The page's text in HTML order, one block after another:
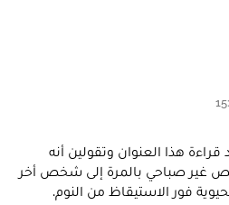
هذا العنوان وتقولين أنه
غير صباحي بالمرة إلى شخص أخر
فور الاستيقاظ من النوم.